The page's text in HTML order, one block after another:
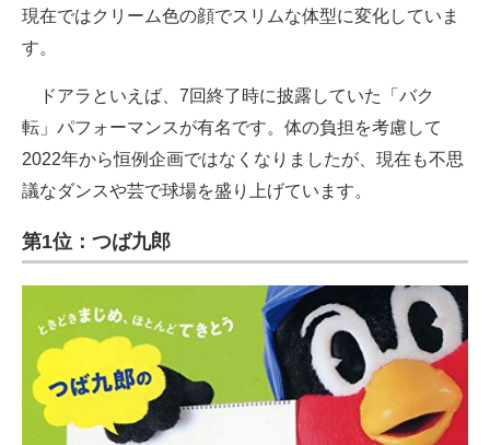
現在ではクリーム色の顔でスリムな体型に変化していま
す。
ドアラといえば、7回終了時に披露していた「バク
転」パフォーマンスが有名です。体の負担を考慮して
2022年から恒例企画ではなくなりましたが、現在も不思
議なダンスや芸で球場を盛り上げています。
第1位：つば九郎